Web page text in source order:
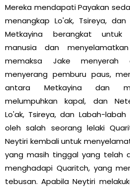
Mereka mendapati Payakan
menangkap Lo'ak, Tsireya,
Metkayina berangkat untuk
manusia dan
memaksa Jake menyerah
menyerang pemburu paus,
antara Metkayina dan
melumpuhkan kapal, dan
Lo'ak, Tsireya, dan Labah-
oleh salah seorang lelaki
Neytiri kembali untuk
yang masih tinggal yang telah
menghadapi Quaritch, yang
tebusan. Apabila Neytiri